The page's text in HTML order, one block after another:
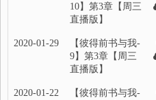
10】第3章【周三
直播版】
2020-01-29
【彼得前书与我-
9】第3章【周三
直播版】
2020-01-22
【彼得前书与我-